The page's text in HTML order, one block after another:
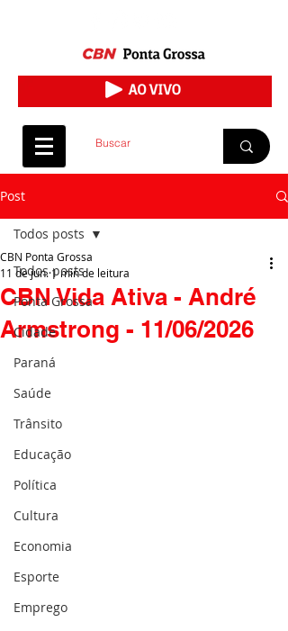
Post
Todos posts
Ponta Grossa
Cidade
Paraná
Saúde
Trânsito
Educação
Política
Cultura
Economia
Esporte
Emprego
Todos posts
CBN Vida Ativa - André
Armstrong - 11/06/2026
CBN Ponta Grossa
11 de jun. 1 min de leitura